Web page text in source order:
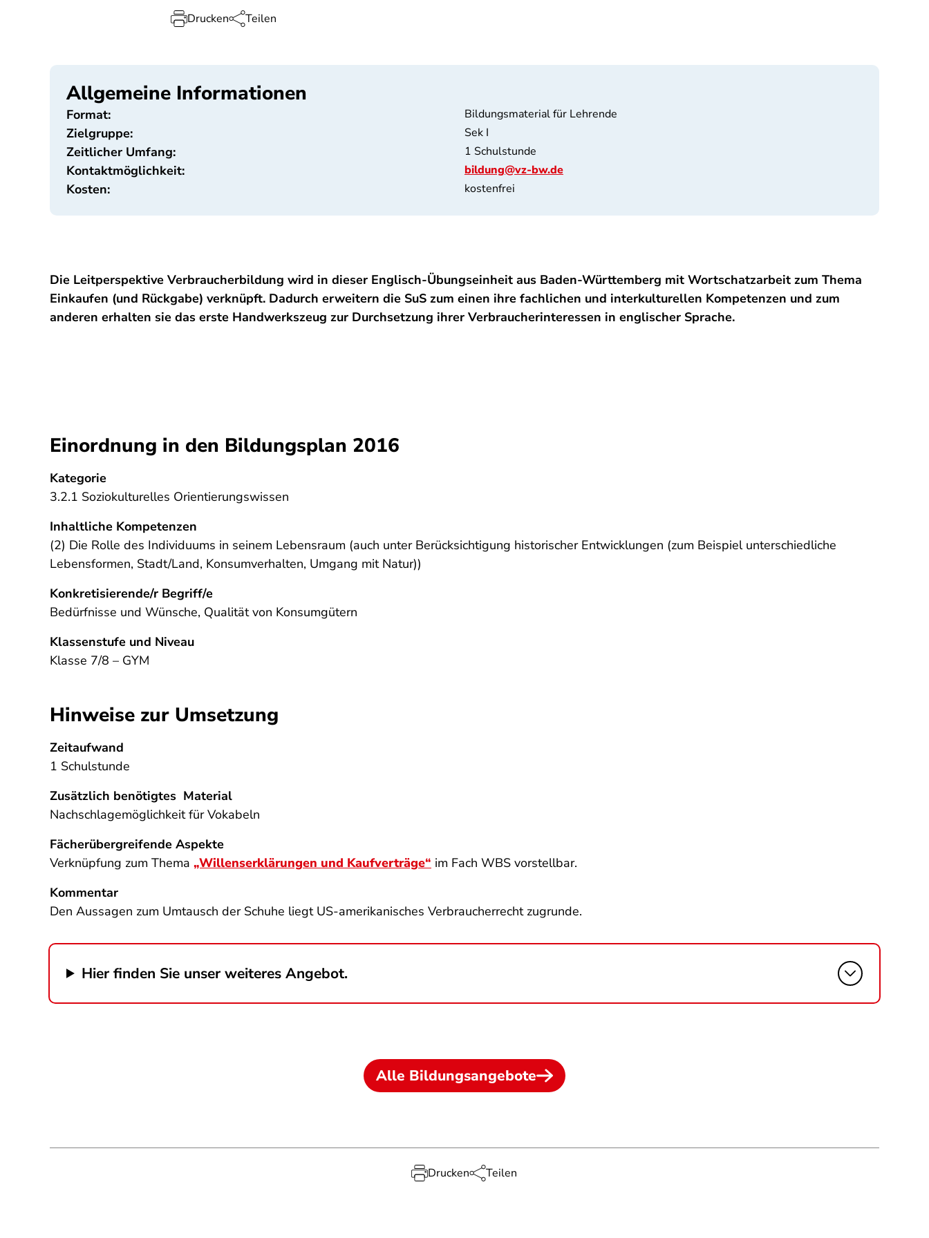
Drucken Teilen
Allgemeine Informationen
Format: Bildungsmaterial für Lehrende
Zielgruppe: Sek I
Zeitlicher Umfang: 1 Schulstunde
Kontaktmöglichkeit: bildung@vz-bw.de
Kosten: kostenfrei
Die Leitperspektive Verbraucherbildung wird in dieser Englisch-Übungseinheit aus Baden-Württemberg mit Wortschatzarbeit zum Thema
Einkaufen (und Rückgabe) verknüpft. Dadurch erweitern die SuS zum einen ihre fachlichen und interkulturellen Kompetenzen und zum
anderen erhalten sie das erste Handwerkszeug zur Durchsetzung ihrer Verbraucherinteressen in englischer Sprache.
Einordnung in den Bildungsplan 2016
Kategorie
3.2.1 Soziokulturelles Orientierungswissen
Inhaltliche Kompetenzen
(2) Die Rolle des Individuums in seinem Lebensraum (auch unter Berücksichtigung historischer Entwicklungen (zum Beispiel unterschiedliche
Lebensformen, Stadt/Land, Konsumverhalten, Umgang mit Natur))
Konkretisierende/r Begriff/e
Bedürfnisse und Wünsche, Qualität von Konsumgütern
Klassenstufe und Niveau
Klasse 7/8 – GYM
Hinweise zur Umsetzung
Zeitaufwand
1 Schulstunde
Zusätzlich benötigtes Material
Nachschlagemöglichkeit für Vokabeln
Fächerübergreifende Aspekte
Verknüpfung zum Thema „Willenserklärungen und Kaufverträge“ im Fach WBS vorstellbar.
Kommentar
Den Aussagen zum Umtausch der Schuhe liegt US-amerikanisches Verbraucherrecht zugrunde.
Hier finden Sie unser weiteres Angebot.
Alle Bildungsangebote
Drucken Teilen